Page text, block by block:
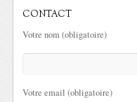
CONTACT
Votre nom (obligatoire)
Votre email (obligatoire)